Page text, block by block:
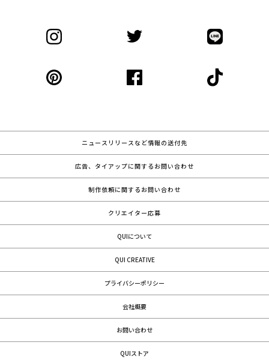
ニュースリリースなど情報の送付先
広告、タイアップに関するお問い合わせ
制作依頼に関するお問い合わせ
クリエイター応募
QUIについて
QUI CREATIVE
プライバシーポリシー
会社概要
お問い合わせ
QUIストア